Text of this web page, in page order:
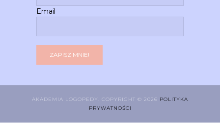
Email
AKADEMIA LOGOPEDY. COPYRIGHT © 2026 POLITYKA
PRYWATNOŚCI